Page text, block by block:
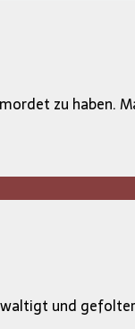
zu haben.
und